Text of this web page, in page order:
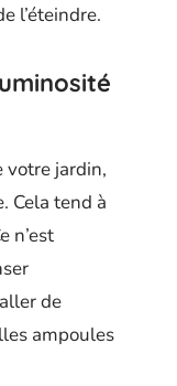
l’éteindre.
votre jardin,
Cela tend à
n’est
de
ampoules